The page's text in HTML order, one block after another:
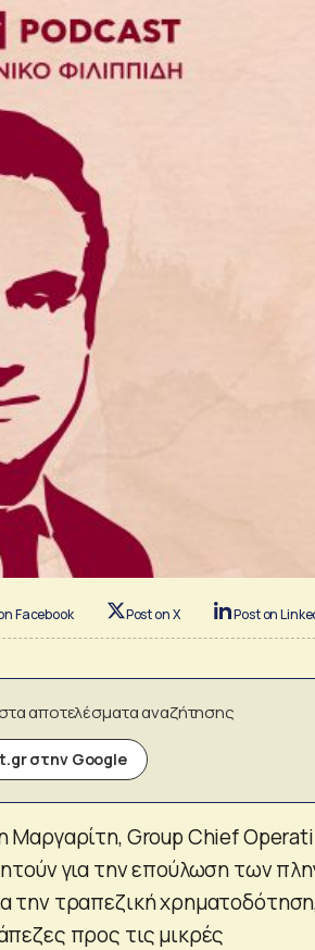
Facebook Post on X Post on
αποτελέσματα αναζήτησης
στην Google
Μαργαρίτη, Group Chief
για την επούλωση των
την τραπεζική
προς τις μικρές